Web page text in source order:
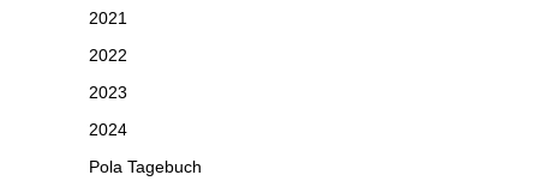
2021
2022
2023
2024
Pola Tagebuch